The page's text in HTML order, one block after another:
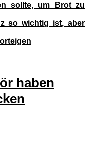
sollte, um Brot zu
so wichtig ist, aber
haben